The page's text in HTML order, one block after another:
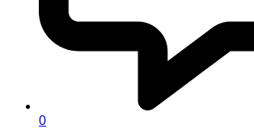
0